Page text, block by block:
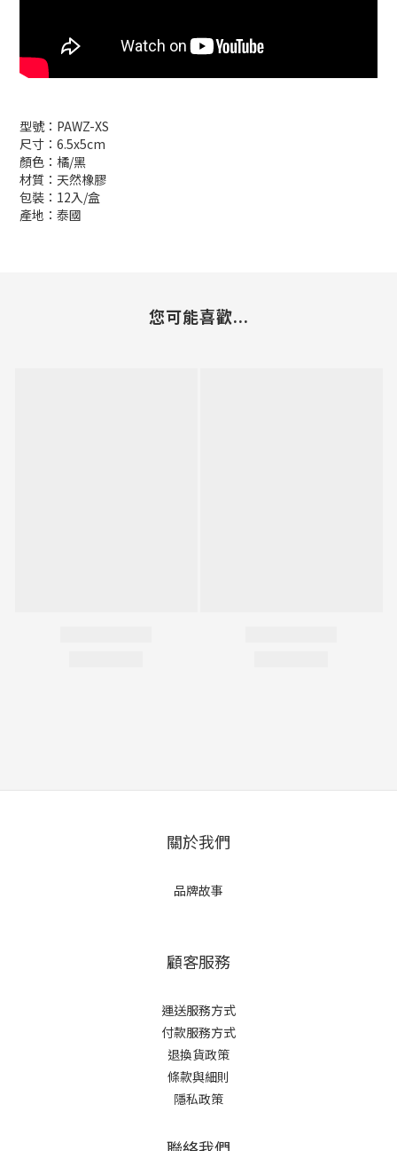
型號：PAWZ-XS
尺寸：6.5x5cm
顏色：橘/黑
材質：天然橡膠
包裝：12入/盒
產地：泰國
您可能喜歡...
關於我們
品牌故事
顧客服務
運送服務方式
付款服務方式
退換貨政策
條款與細則
隱私政策